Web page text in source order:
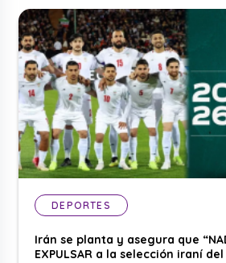
DEPORTES
Irán se planta y asegura que
EXPULSAR a la selección iraní